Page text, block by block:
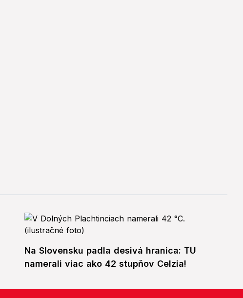
Na Slovensku padla desivá hranica: TU
namerali viac ako 42 stupňov Celzia!